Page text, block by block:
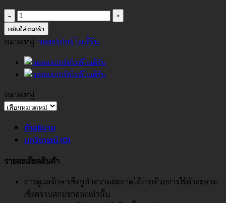
จำนวน
วอลเปเปอร์
สไตล์
เดิร์น
No.480016
ชิ้น
หยิบใส่ตะกร้า
หมวดหมู่: วอลเปเปอร์ โมเดิร์น
หมวดหมู่
หมวด
คำอธิบาย
บทวิจารณ์ (0)
รายละเอียดสินค้า
การดูแลรักษาเช็ดถูทำความสะอาดได้ง่ายด้วยการใช้ผ้าสะอาด
เช็ดคราบสกปรกออกเท่านั้น